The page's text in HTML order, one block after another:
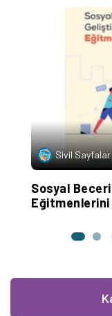
Sivil Sayfalar
Sosyal
Eğitmenlerini